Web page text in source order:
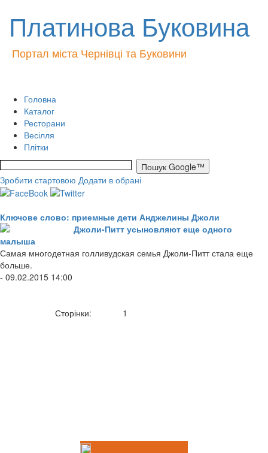
Платинова Буковина
Портал міста Чернівці та Буковини
Головна
Каталог
Ресторани
Весілля
Плітки
Зробити стартовою Додати в обрані
Ключове слово: приемные дети Анджелины Джоли
Джоли-Питт усыновляют еще одного
малыша
Самая многодетная голливудская семья Джоли-Питт стала еще
больше.
- 09.02.2015 14:00
Сторінки: 1